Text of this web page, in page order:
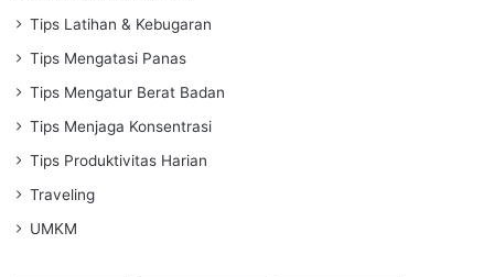
Tips Latihan & Kebugaran
Tips Mengatasi Panas
Tips Mengatur Berat Badan
Tips Menjaga Konsentrasi
Tips Produktivitas Harian
Traveling
UMKM